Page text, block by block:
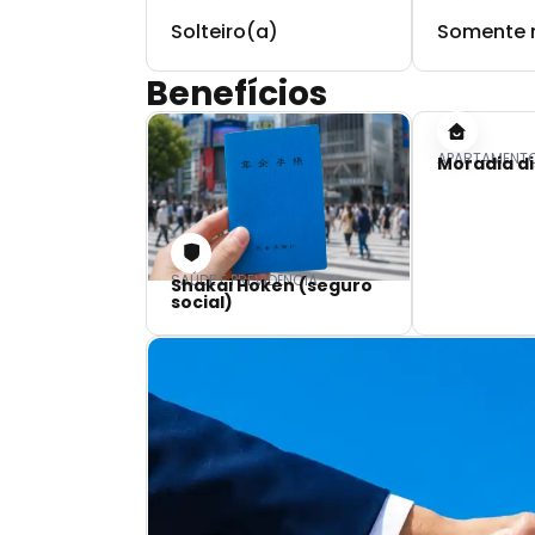
Solteiro(a) Somente
Benefícios
SAÚDE E PREVIDÊNCIA
Shakai Hoken (seguro
social)
Moradia